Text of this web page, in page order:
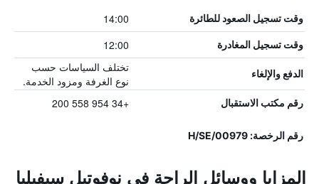
وقت تسجيل الصعود للطائرة 14:00
وقت تسجيل المغادرة 12:00
الدفع والإلغاء
تختلف السياسات حسب
نوع الغرفة ومزود الخدمة.
رقم مكتب الاستقبال +34 954 558 200
رقم الرخصة: H/SE/00979
المزايا ووسائل الراحة في نوفوتيل سيفيليا